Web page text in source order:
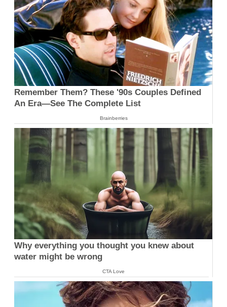
Remember Them? These '90s Couples Defined
An Era—See The Complete List
Brainberries
Why everything you thought you knew about
water might be wrong
CTA Love